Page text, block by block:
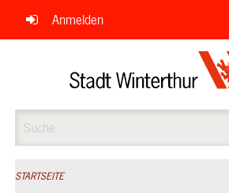
Navigation
überspringen
Anmelden
STARTSEITE